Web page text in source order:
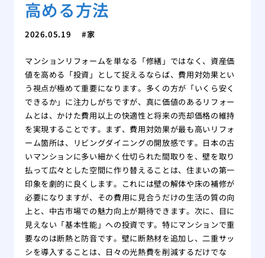
高める方法
2026.05.19 家
マンションリフォームを単なる「修繕」ではなく、資産価
値を高める「投資」として捉えるならば、費用対効果とい
う視点が極めて重要になります。多くの方が「いくら安く
できるか」に注力しがちですが、真に価値のあるリフォー
ムとは、かけた費用以上の快適性と将来の売却価格の維持
を実現することです。まず、費用対効果が最も高いリフォ
ーム箇所は、リビングダイニングの開放感です。日本の古
いマンションに多い細かく仕切られた間取りを、壁を取り
払って広々とした空間に作り替えることは、住まいの第一
印象を劇的に良くします。これには壁の解体や床の補修が
必要になりますが、その費用に見合うだけの生活の質の向
上と、中古市場での魅力向上が期待できます。次に、目に
見えない「基本性能」への投資です。特にマンションで重
要なのは断熱と防音です。壁に断熱材を追加し、二重サッ
シを導入することは、日々の光熱費を削減するだけでな